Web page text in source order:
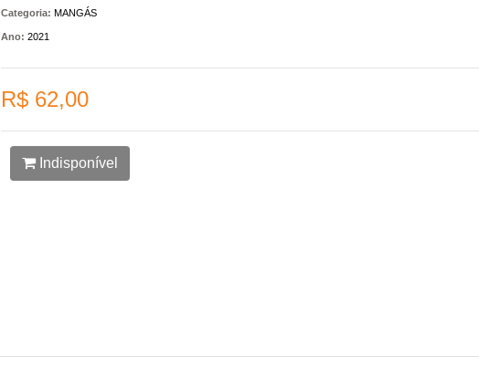
Categoria: MANGÁS
Ano: 2021
R$ 62,00
Indisponível